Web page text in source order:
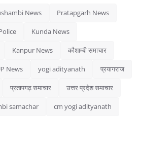
News Pratapgarh News
Kunda News
Kanpur News कौशाम्बी समाचार
News yogi adityanath प्रयागराज
प्रतापगढ़ समाचार उत्तर प्रदेश समाचार
samachar cm yogi adityanath